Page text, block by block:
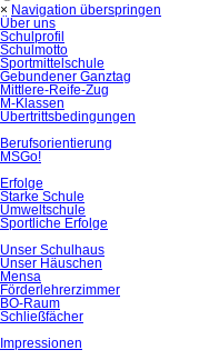
× Navigation überspringen
Über uns
Schulprofil
Schulmotto
Sportmittelschule
Gebundener Ganztag
Mittlere-Reife-Zug
M-Klassen
Übertrittsbedingungen
Berufsorientierung
MSGo!
Erfolge
Starke Schule
Umweltschule
Sportliche Erfolge
Unser Schulhaus
Unser Häuschen
Mensa
Förderlehrerzimmer
BO-Raum
Schließfächer
Impressionen